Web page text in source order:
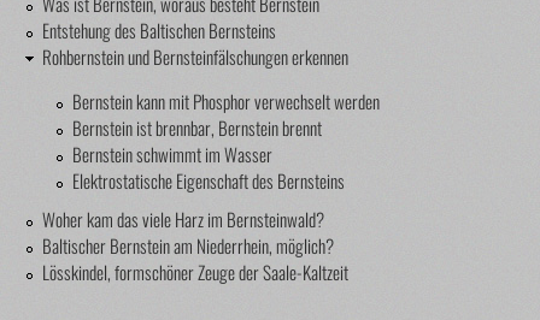
Entstehung des Baltischen Bernsteins
Rohbernstein und Bernsteinfälschungen erkennen
Bernstein kann mit Phosphor verwechselt werden
Bernstein ist brennbar, Bernstein brennt
Bernstein schwimmt im Wasser
Elektrostatische Eigenschaft des Bernsteins
Woher kam das viele Harz im Bernsteinwald?
Baltischer Bernstein am Niederrhein, möglich?
Lösskindel, formschöner Zeuge der Saale-Kaltzeit